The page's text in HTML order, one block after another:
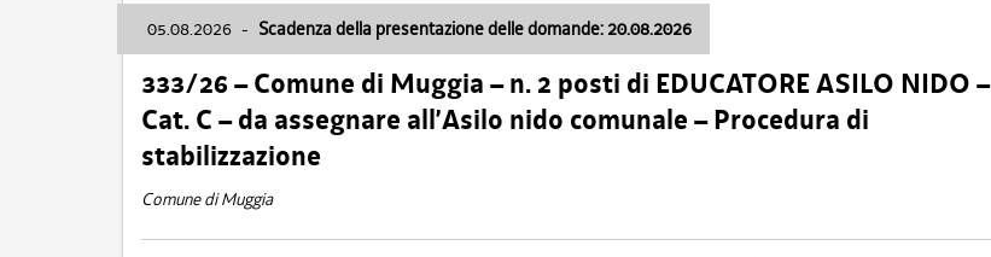
05.08.2026 - Scadenza della presentazione delle domande: 20.08.2026
333/26 – Comune di Muggia – n. 2 posti di EDUCATORE ASILO NIDO –
Cat. C – da assegnare all’Asilo nido comunale – Procedura di
stabilizzazione
Comune di Muggia